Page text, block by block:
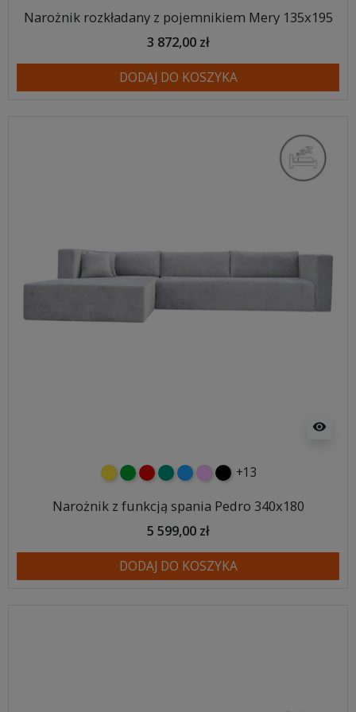
Narożnik rozkładany z pojemnikiem Mery 135x195
3 872,00 zł
DODAJ DO KOSZYKA
visibility
żółtyzielonyczerwony
turkusowy
niebieski
różowy
czarny
+13
Narożnik z funkcją spania Pedro 340x180
5 599,00 zł
DODAJ DO KOSZYKA